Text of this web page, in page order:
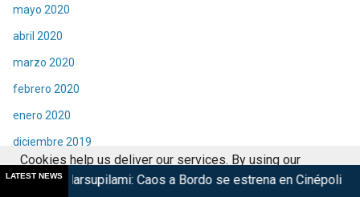
mayo 2020
abril 2020
marzo 2020
febrero 2020
enero 2020
diciembre 2019
noviembre 2019
LATEST NEWSCaos a Bordo se estrena en Cinépolis Harry Potter
Cookies help us deliver our services. By using our
services, you agree to our use of cookies.
Got it